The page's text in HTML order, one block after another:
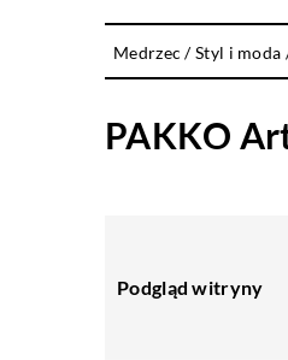
Medrzec /Styl i moda
PAKKO
Podgląd witryny